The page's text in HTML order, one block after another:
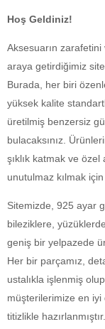
Hoş Geldiniz!
Aksesuarın zarafetini
araya getirdiğimiz
Burada, her biri
yüksek kalite
üretilmiş benzersiz
bulacaksınız.
şıklık katmak ve özel
unutulmaz kılmak için
Sitemizde, 925 ayar
bileziklere,
geniş bir yelpazede
Her bir parçamız,
ustalıkla işlenmiş
müşterilerimize en
titizlikle hazırlanmıştır.